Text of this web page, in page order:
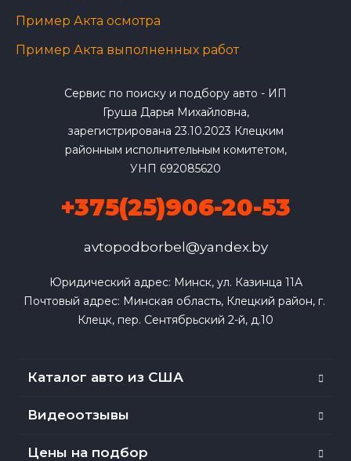
Пример Акта осмотра
Пример Акта выполненных работ
Сервис по поиску и подбору авто - ИП
Груша Дарья Михайловна,
зарегистрирована 23.10.2023 Клецким
районным исполнительным комитетом,
УНП 692085620
+375(25)906-20-53
avtopodborbel@yandex.by
Юридический адрес: Минск, ул. Казинца 11А
Почтовый адрес: Минская область, Клецкий район, г.
Клецк, пер. Сентябрьский 2-й, д.10
Каталог авто из США
Видеоотзывы
Цены на подбор